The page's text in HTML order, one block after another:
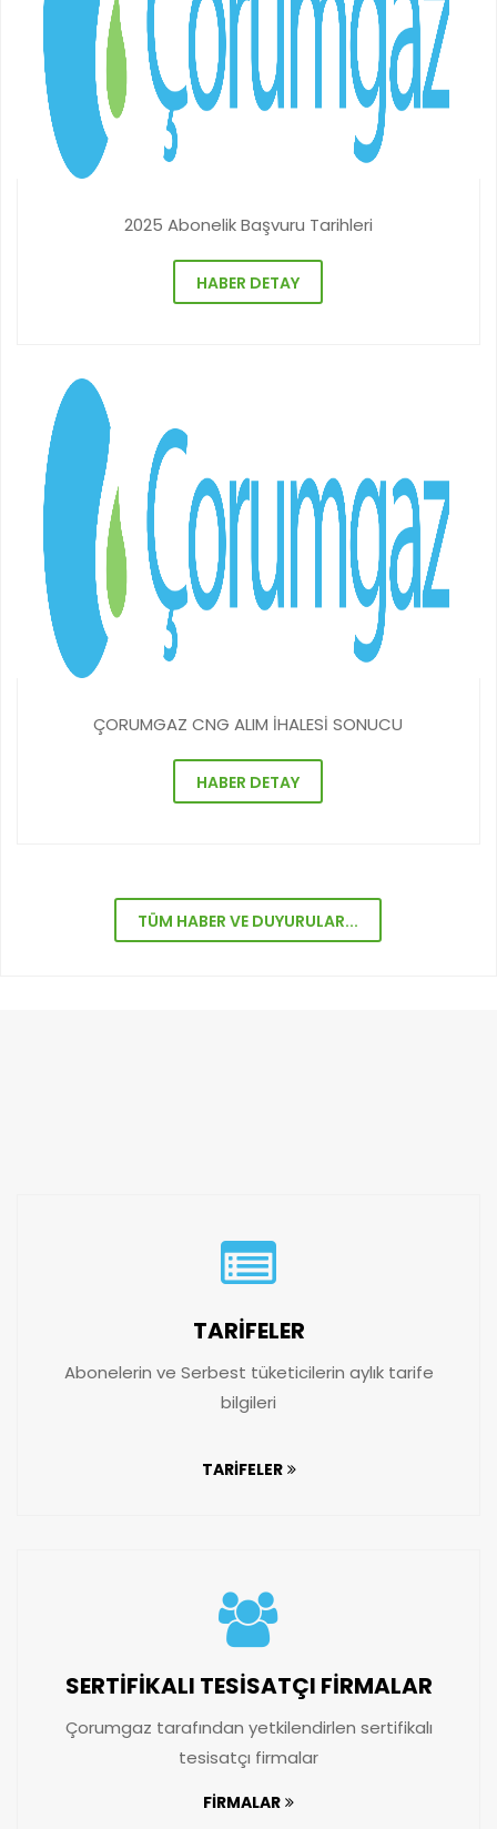
2025 Abonelik Başvuru Tarihleri
HABER DETAY
ÇORUMGAZ CNG ALIM İHALESİ SONUCU
HABER DETAY
TÜM HABER VE DUYURULAR...
TARİFELER
Abonelerin ve Serbest tüketicilerin aylık tarife
bilgileri
TARİFELER
SERTİFİKALI TESİSATÇI FİRMALAR
Çorumgaz tarafından yetkilendirlen sertifikalı
tesisatçı firmalar
FİRMALAR